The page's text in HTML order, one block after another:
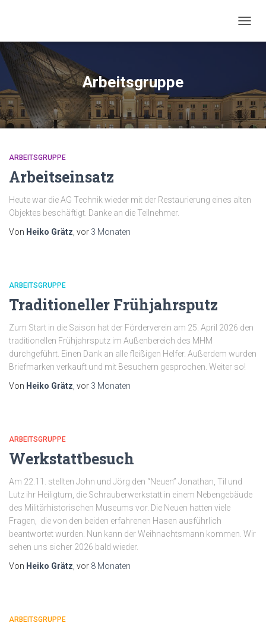
Arbeitsgruppe
ARBEITSGRUPPE
Arbeitseinsatz
Heute war die AG Technik wieder mit der Restaurierung eines alten
Objektes beschäftigt. Danke an die Teilnehmer.
Von Heiko Grätz , vor 3 Monaten
ARBEITSGRUPPE
Traditioneller Frühjahrsputz
Zum Start in die Saison hat der Förderverein am 25. April 2026 den
traditionellen Frühjahrsputz im Außenbereich des MHM
durchgeführt. Einen Dank an alle fleißigen Helfer. Außerdem wurden
Briefmarken verkauft und mit Besuchern gesprochen. Weiter so!
Von Heiko Grätz , vor 3 Monaten
ARBEITSGRUPPE
Werkstattbesuch
Am 22.11. stellten John und Jörg den “Neuen” Jonathan, Til und
Lutz ihr Heiligtum, die Schrauberwerkstatt in einem Nebengebäude
des Militärhistorischen Museums vor. Die Neuen hatten viele
Fragen, die von den beiden erfahrenen Hasen ausführlich
beantwortet wurden. Nun kann der Weihnachtsmann kommen. Wir
sehen uns sicher 2026 bald wieder.
Von Heiko Grätz , vor 8 Monaten
ARBEITSGRUPPE